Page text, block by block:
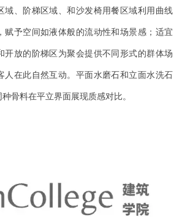
注册
域、阶梯区域、和沙发椅用餐区域利用曲线
赋予空间如液体般的流动性和场景感；适宜
开放的阶梯区为聚会提供不同形式的群体场
人在此自然互动。平面水磨石和立面水洗石
骨料在平立界面展现质感对比。